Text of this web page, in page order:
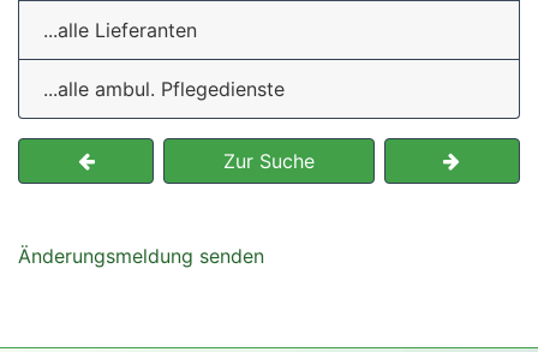
...alle Lieferanten
...alle ambul. Pflegedienste
Zur Suche
Änderungsmeldung senden